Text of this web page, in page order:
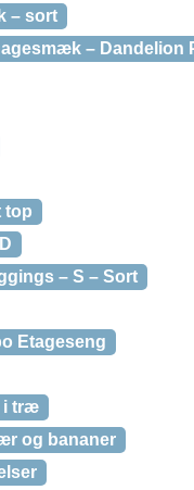
– sort
– Dandelion
top
– S – Sort
Etageseng
i træ
og bananer